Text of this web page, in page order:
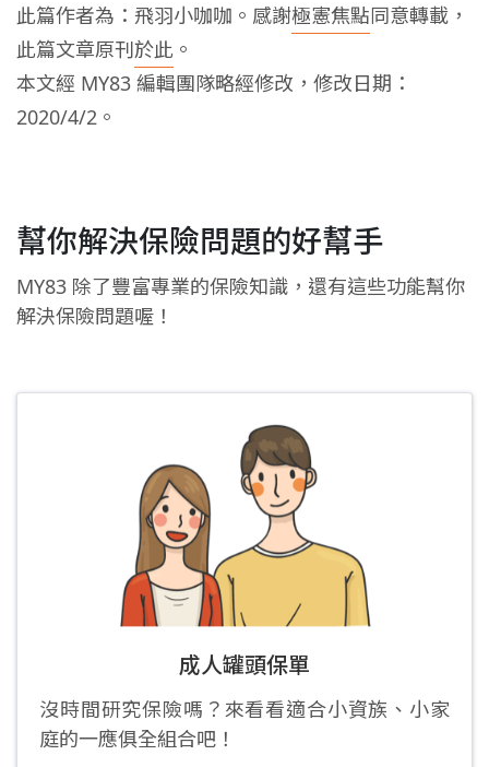
此篇作者為：飛羽小咖咖。感謝極憲焦點同意轉載，
此篇文章原刊於此 。
本文經 MY83 編輯團隊略經修改，修改日期：
2020/4/2。
幫你解決保險問題的好幫手
MY83 除了豐富專業的保險知識，還有這些功能幫你
解決保險問題喔！
成人罐頭保單
沒時間研究保險嗎？來看看適合小資族、小家
庭的一應俱全組合吧！